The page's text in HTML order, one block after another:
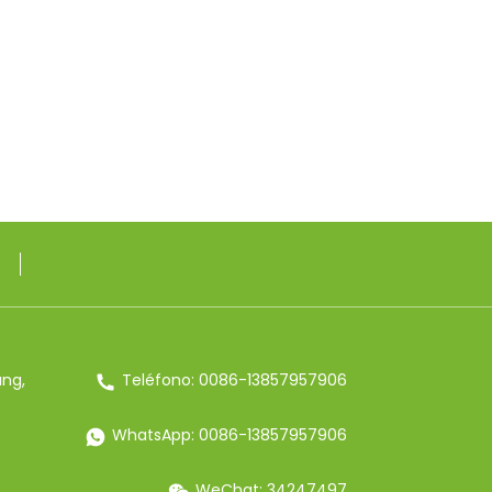
Teléfono: 0086-13857957906
WhatsApp: 0086-13857957906